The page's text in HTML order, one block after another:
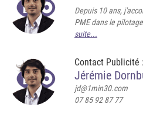
Depuis 10 ans,
PME dans le
suite...
Contact Publicité :
Jérémie
jd@1min30.com
07 85 92 87 77